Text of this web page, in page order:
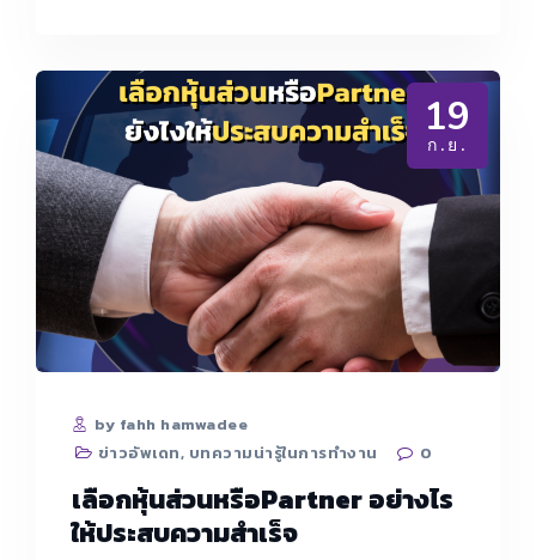
แหล่ง
เงิน
ทุน
ผ่าน
ช่อง
ทาง
ใด
บ้าง
19
ก.ย.
by fahh hamwadee
ข่าวอัพเดท, บทความน่ารู้ในการทำงาน 0
เลือกหุ้นส่วนหรือPartner อย่างไร
ให้ประสบความสำเร็จ